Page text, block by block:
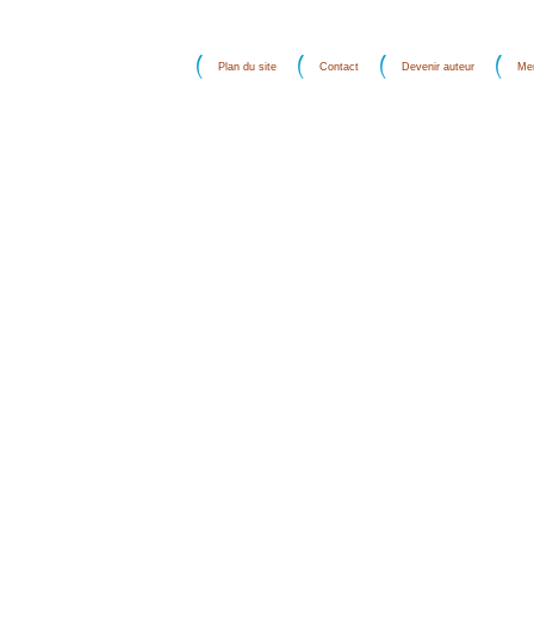
Plan du site Contact Devenir auteur